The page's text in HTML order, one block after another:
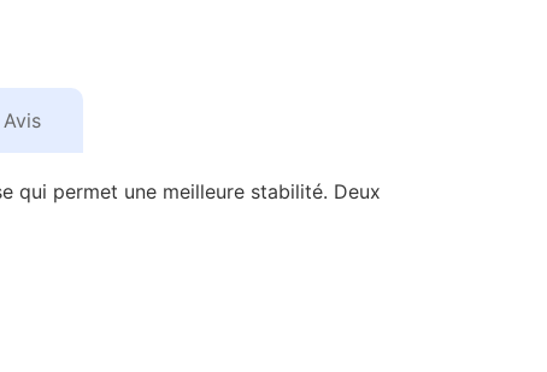
Avis
qui permet une meilleure stabilité. Deux